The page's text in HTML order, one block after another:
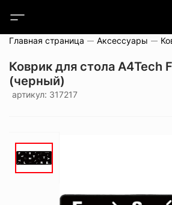
Главная страница Аксессуары
Коврик для стола A4Tech
(черный)
артикул: 317217